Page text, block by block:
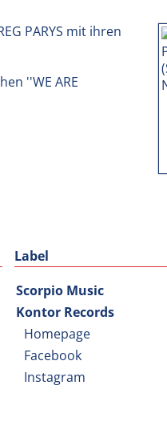
PARYS mit ihren
''WE ARE
Label
Scorpio Music
Kontor Records
Homepage
Facebook
Instagram